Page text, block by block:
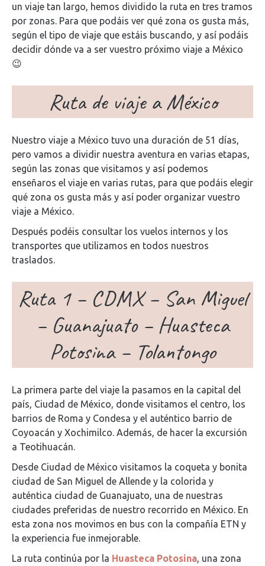
un viaje tan largo, hemos dividido la ruta en tres tramos
por zonas. Para que podáis ver qué zona os gusta más,
según el tipo de viaje que estáis buscando, y así podáis
decidir dónde va a ser vuestro próximo viaje a México
😉
Ruta de viaje a México
Nuestro viaje a México tuvo una duración de 51 días,
pero vamos a dividir nuestra aventura en varias etapas,
según las zonas que visitamos y así podemos
enseñaros el viaje en varias rutas, para que podáis elegir
qué zona os gusta más y así poder organizar vuestro
viaje a México.
Después podéis consultar los vuelos internos y los
transportes que utilizamos en todos nuestros
traslados.
Ruta 1 – CDMX – San Miguel
– Guanajuato – Huasteca
Potosina – Tolantongo
La primera parte del viaje la pasamos en la capital del
país, Ciudad de México, donde visitamos el centro, los
barrios de Roma y Condesa y el auténtico barrio de
Coyoacán y Xochimilco. Además, de hacer la excursión
a Teotihuacán.
Desde Ciudad de México visitamos la coqueta y bonita
ciudad de San Miguel de Allende y la colorida y
auténtica ciudad de Guanajuato, una de nuestras
ciudades preferidas de nuestro recorrido en México. En
esta zona nos movimos en bus con la compañía ETN y
la experiencia fue inmejorable.
La ruta continúa por la Huasteca Potosina , una zona